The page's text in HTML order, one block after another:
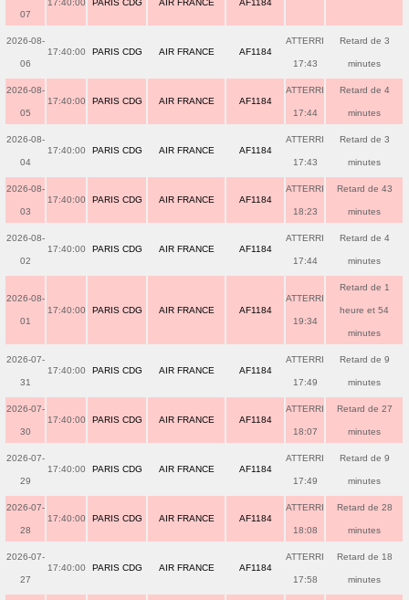
07
17:40:00 PARIS CDG AIR FRANCE AF1184
2026-08-
06
17:40:00 PARIS CDG AIR FRANCE AF1184
ATTERRI
17:43
Retard de 3
minutes
2026-08-
05
17:40:00 PARIS CDG AIR FRANCE AF1184
ATTERRI
17:44
Retard de 4
minutes
2026-08-
04
17:40:00 PARIS CDG AIR FRANCE AF1184
ATTERRI
17:43
Retard de 3
minutes
2026-08-
03
17:40:00 PARIS CDG AIR FRANCE AF1184
ATTERRI
18:23
Retard de 43
minutes
2026-08-
02
17:40:00 PARIS CDG AIR FRANCE AF1184
ATTERRI
17:44
Retard de 4
minutes
2026-08-
01
17:40:00 PARIS CDG AIR FRANCE AF1184
ATTERRI
19:34
Retard de 1
heure et 54
minutes
2026-07-
31
17:40:00 PARIS CDG AIR FRANCE AF1184
ATTERRI
17:49
Retard de 9
minutes
2026-07-
30
17:40:00 PARIS CDG AIR FRANCE AF1184
ATTERRI
18:07
Retard de 27
minutes
2026-07-
29
17:40:00 PARIS CDG AIR FRANCE AF1184
ATTERRI
17:49
Retard de 9
minutes
2026-07-
28
17:40:00 PARIS CDG AIR FRANCE AF1184
ATTERRI
18:08
Retard de 28
minutes
2026-07-
27
17:40:00 PARIS CDG AIR FRANCE AF1184
ATTERRI
17:58
Retard de 18
minutes